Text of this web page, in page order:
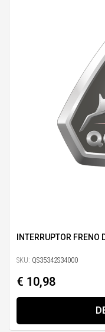
INTERRUPTOR FRENO
SKU: QS35342S34000
€ 10,98